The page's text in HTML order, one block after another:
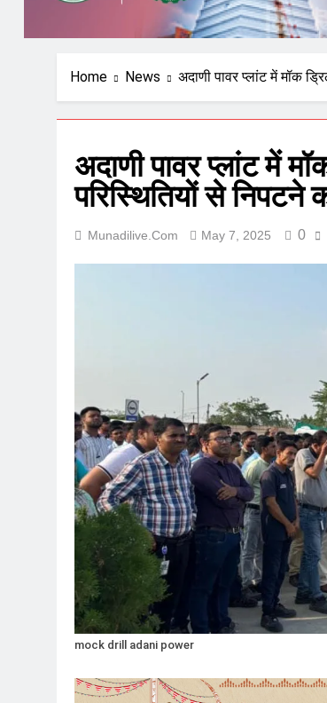
Home News अदाणी पावर प्लांट में मॉक
अदाणी पावर प्लांट में
परिस्थितियों से निपटने
Munadilive.com May 7, 2025 0
mock drill adani power